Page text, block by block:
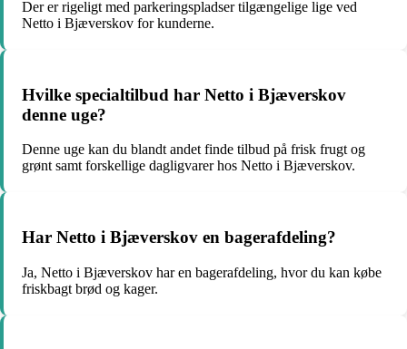
Der er rigeligt med parkeringspladser tilgængelige lige ved
Netto i Bjæverskov for kunderne.
Hvilke specialtilbud har Netto i Bjæverskov
denne uge?
Denne uge kan du blandt andet finde tilbud på frisk frugt og
grønt samt forskellige dagligvarer hos Netto i Bjæverskov.
Har Netto i Bjæverskov en bagerafdeling?
Ja, Netto i Bjæverskov har en bagerafdeling, hvor du kan købe
friskbagt brød og kager.